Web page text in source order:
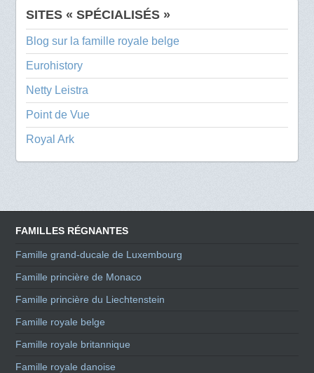
SITES « SPÉCIALISÉS »
Blog sur la famille royale belge
Eurohistory
Netty Leistra
Point de Vue
Royal Ark
FAMILLES RÉGNANTES
Famille grand-ducale de Luxembourg
Famille princière de Monaco
Famille princière du Liechtenstein
Famille royale belge
Famille royale britannique
Famille royale danoise